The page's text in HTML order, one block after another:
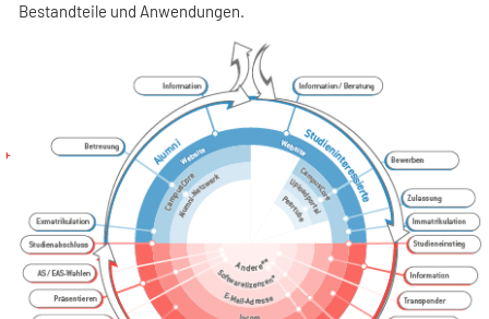
Bestandteile und Anwendungen.